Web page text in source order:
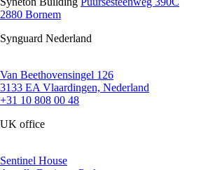
2880 Bornem
Synguard Nederland
Van Beethovensingel 126
3133 EA Vlaardingen, Nederland
+31 10 808 00 48
UK office
Sentinel House